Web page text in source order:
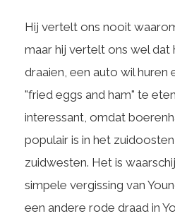
Hij vertelt ons nooit
maar hij vertelt ons wel dat
draaien, een auto wil huren
"fried eggs and ham" te
interessant, omdat
populair is in het
zuidwesten. Het is
simpele vergissing van
een andere rode draad in